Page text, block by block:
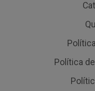
Política